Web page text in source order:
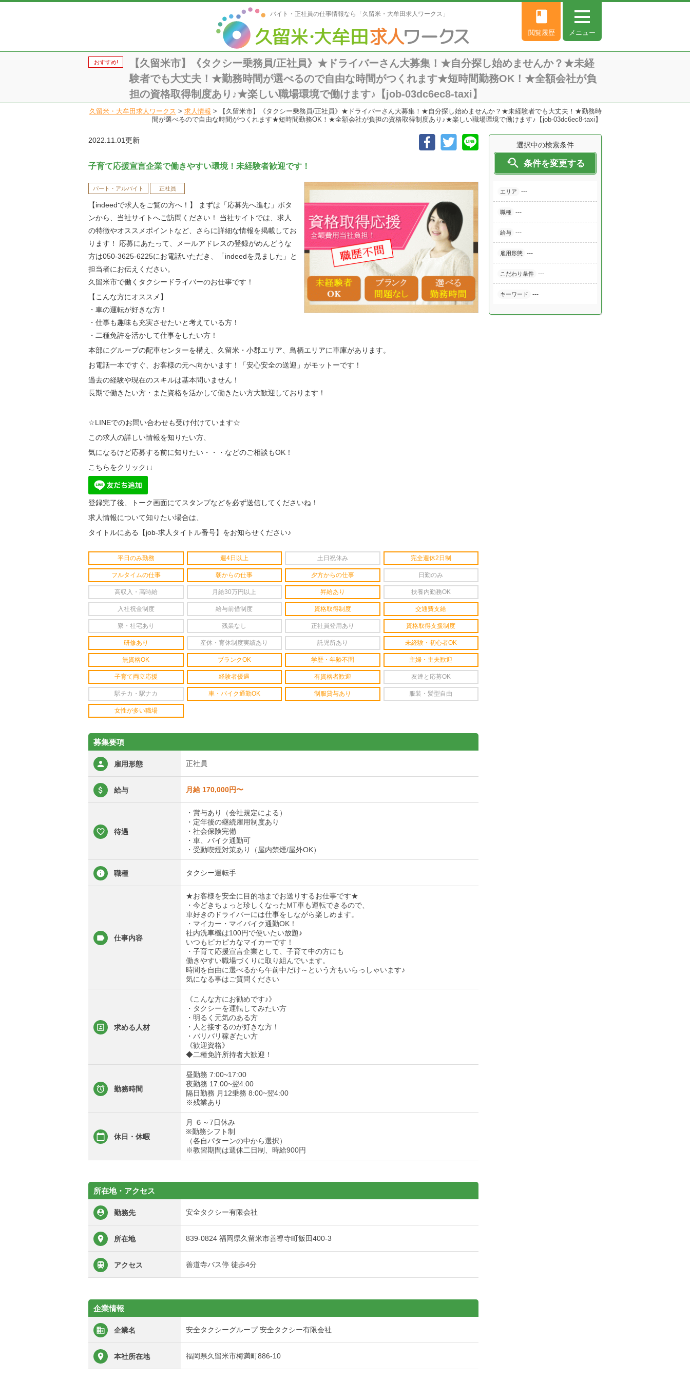
バイト・正社員の仕事情報なら「久留米・大牟田求人ワークス」
メニュー
book
閲覧履歴
おすすめ!
【久留米市】《タクシー乗務員/正社員》★ドライバーさん大募集！★自分探し始めませんか？★未経
験者でも大丈夫！★勤務時間が選べるので自由な時間がつくれます★短時間勤務OK！★全額会社が負
担の資格取得制度あり♪★楽しい職場環境で働けます♪【job-03dc6ec8-taxi】
久留米・大牟田求人ワークス > 求人情報 >
【久留米市】《タクシー乗務員/正社員》★ドライバーさん大募集！★自分探し始めませんか？★未経験者でも大丈夫！★勤務時
間が選べるので自由な時間がつくれます★短時間勤務OK！★全額会社が負担の資格取得制度あり♪★楽しい職場環境で働けます♪【job-03dc6ec8-taxi】
選択中の検索条件
 条件を変更する
エリア ---
職種 ---
給与 ---
雇用形態 ---
こだわり条件 ---
キーワード ---
2022.11.01更新
子育て応援宣言企業で働きやすい環境！未経験者歓迎です！
パート・アルバイト 正社員
【indeedで求人をご覧の方へ！】 まずは「応募先へ進む」ボタ
ンから、当社サイトへご訪問ください！ 当社サイトでは、求人
の特徴やオススメポイントなど、さらに詳細な情報を掲載してお
ります！ 応募にあたって、メールアドレスの登録がめんどうな
方は050-3625-6225にお電話いただき、「indeedを見ました」と
担当者にお伝えください。
久留米市で働くタクシードライバーのお仕事です！
【こんな方にオススメ】
・車の運転が好きな方！
・仕事も趣味も充実させたいと考えている方！
・二種免許を活かして仕事をしたい方！
本部にグループの配車センターを構え、久留米・小郡エリア、鳥栖エリアに車庫があります。
お電話一本ですぐ、お客様の元へ向かいます！「安心安全の送迎」がモットーです！
過去の経験や現在のスキルは基本問いません！
長期で働きたい方・また資格を活かして働きたい方大歓迎しております！
☆LINEでのお問い合わせも受け付けています☆
この求人の詳しい情報を知りたい方、
気になるけど応募する前に知りたい・・・などのご相談もOK！
こちらをクリック↓↓
登録完了後、トーク画面にてスタンプなどを必ず送信してくださいね！
求人情報について知りたい場合は、
タイトルにある【job-求人タイトル番号】をお知らせください♪
平日のみ勤務 週4日以上 土日祝休み 完全週休2日制
フルタイムの仕事 朝からの仕事 夕方からの仕事 日勤のみ
高収入・高時給 月給30万円以上 昇給あり 扶養内勤務OK
入社祝金制度 給与前借制度 資格取得制度 交通費支給
寮・社宅あり 残業なし 正社員登用あり 資格取得支援制度
研修あり 産休・育休制度実績あり 託児所あり 未経験・初心者OK
無資格OK ブランクOK 学歴・年齢不問 主婦・主夫歓迎
子育て両立応援 経験者優遇 有資格者歓迎 友達と応募OK
駅チカ・駅ナカ 車・バイク通勤OK 制服貸与あり 服装・髪型自由
女性が多い職場
募集要項
雇用形態 正社員
給与 月給 170,000円〜
待遇
・賞与あり（会社規定による）
・定年後の継続雇用制度あり
・社会保険完備
・車、バイク通勤可
・受動喫煙対策あり（屋内禁煙/屋外OK）
職種 タクシー運転手
仕事内容
★お客様を安全に目的地までお送りするお仕事です★
・今どきちょっと珍しくなったMT車も運転できるので、
車好きのドライバーには仕事をしながら楽しめます。
・マイカー・マイバイク通勤OK！
社内洗車機は100円で使いたい放題♪
いつもピカピカなマイカーです！
・子育て応援宣言企業として、子育て中の方にも
働きやすい職場づくりに取り組んでいます。
時間を自由に選べるから午前中だけ～という方もいらっしゃいます♪
気になる事はご質問ください
求める人材
《こんな方にお勧めです♪》
・タクシーを運転してみたい方
・明るく元気のある方
・人と接するのが好きな方！
・バリバリ稼ぎたい方
《歓迎資格》
◆二種免許所持者大歓迎！
勤務時間
昼勤務 7:00~17:00
夜勤務 17:00~翌4:00
隔日勤務 月12乗務 8:00~翌4:00
※残業あり
休日・休暇
月 ６～7日休み
※勤務シフト制
（各自パターンの中から選択）
※教習期間は週休二日制、時給900円
所在地・アクセス
勤務先 安全タクシー有限会社
所在地 839-0824 福岡県久留米市善導寺町飯田400-3
アクセス 善道寺バス停 徒歩4分
企業情報
企業名 安全タクシーグループ 安全タクシー有限会社
本社所在地 福岡県久留米市梅満町886-10